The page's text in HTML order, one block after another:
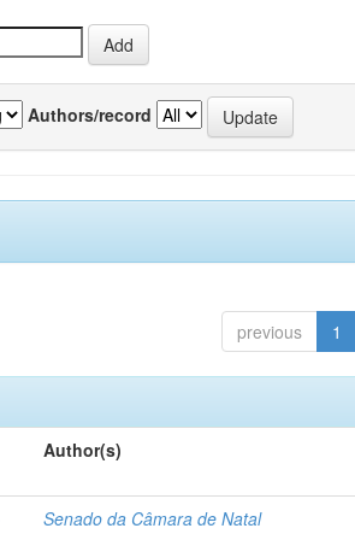
Authors/record
previous 1
Author(s)
Senado da Câmara de Natal